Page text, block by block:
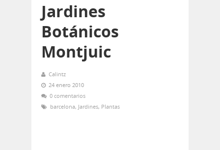
Jardines
Botánicos
Montjuic
Calintz
24 enero 2010
0 comentarios
barcelona, Jardines, Plantas